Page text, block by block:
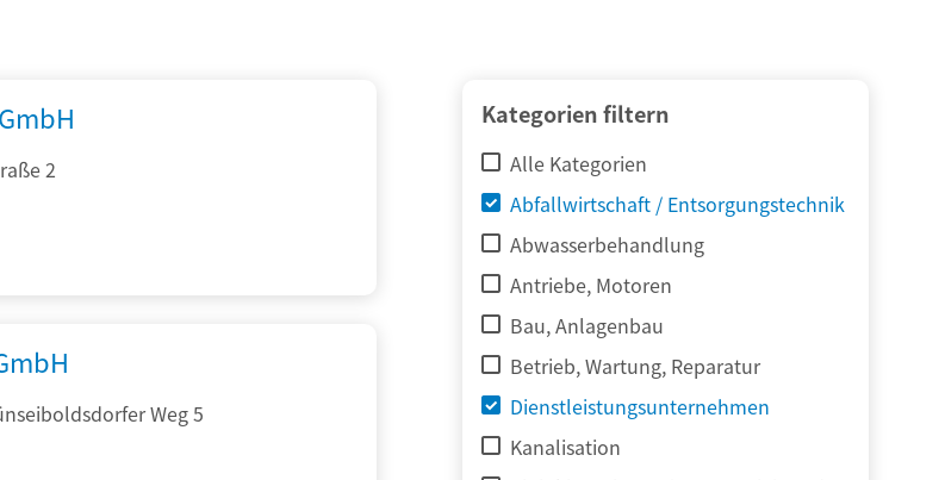
Kategorien filtern
Alle Kategorien
Abfallwirtschaft / Entsorgungstechnik
Abwasserbehandlung
Antriebe, Motoren
Bau, Anlagenbau
Betrieb, Wartung, Reparatur
Dienstleistungsunternehmen
Kanalisation
2
Weg 5